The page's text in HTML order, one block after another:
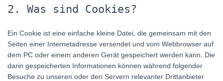
2. Was sind Cookies?
Ein Cookie ist eine einfache kleine Datei, die gemeinsam mit den
Seiten einer Internetadresse versendet und vom Webbrowser auf
dem PC oder einem anderen Gerät gespeichert werden kann. Die
darin gespeicherten Informationen können während folgender
Besuche zu unseren oder den Servern relevanter Drittanbieter